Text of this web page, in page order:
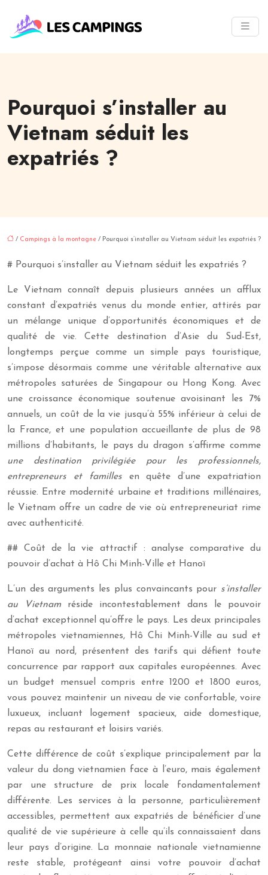
Pourquoi s’installer au
Vietnam séduit les
expatriés ?
/ Campings à la montagne / Pourquoi s’installer au Vietnam séduit les expatriés ?
# Pourquoi s’installer au Vietnam séduit les expatriés ?
Le Vietnam connaît depuis plusieurs années un afflux
constant d’expatriés venus du monde entier, attirés par
un mélange unique d’opportunités économiques et de
qualité de vie. Cette destination d’Asie du Sud-Est,
longtemps perçue comme un simple pays touristique,
s’impose désormais comme une véritable alternative aux
métropoles saturées de Singapour ou Hong Kong. Avec
une croissance économique soutenue avoisinant les 7%
annuels, un coût de la vie jusqu’à 55% inférieur à celui de
la France, et une population accueillante de plus de 98
millions d’habitants, le pays du dragon s’affirme comme
une destination privilégiée pour les professionnels,
entrepreneurs et famillesen quête d’une expatriation
réussie. Entre modernité urbaine et traditions millénaires,
le Vietnam offre un cadre de vie où entrepreneuriat rime
avec authenticité.
## Coût de la vie attractif : analyse comparative du
pouvoir d’achat à Hô Chi Minh-Ville et Hanoï
L’un des arguments les plus convaincants pour s’installer
au Vietnam réside incontestablement dans le pouvoir
d’achat exceptionnel qu’offre le pays. Les deux principales
métropoles vietnamiennes, Hô Chi Minh-Ville au sud et
Hanoï au nord, présentent des tarifs qui défient toute
concurrence par rapport aux capitales européennes. Avec
un budget mensuel compris entre 1200 et 1800 euros,
vous pouvez maintenir un niveau de vie confortable, voire
luxueux, incluant logement spacieux, aide domestique,
repas au restaurant et loisirs variés.
Cette différence de coût s’explique principalement par la
valeur du dong vietnamien face à l’euro, mais également
par une structure de prix locale fondamentalement
différente. Les services à la personne, particulièrement
accessibles, permettent aux expatriés de bénéficier d’une
qualité de vie supérieure à celle qu’ils connaissaient dans
leur pays d’origine. La monnaie nationale vietnamienne
reste stable, protégeant ainsi votre pouvoir d’achat